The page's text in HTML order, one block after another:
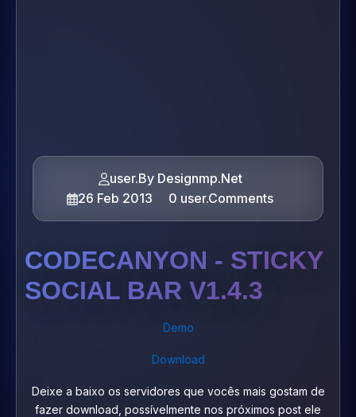
user.By Designmp.Net
26 Feb 2013
0 user.Comments
CODECANYON - STICKY
SOCIAL BAR V1.4.3
Demo
Download
Deixe a baixo os servidores que vocês mais gostam de
fazer download, possívelmente nos próximos post ele